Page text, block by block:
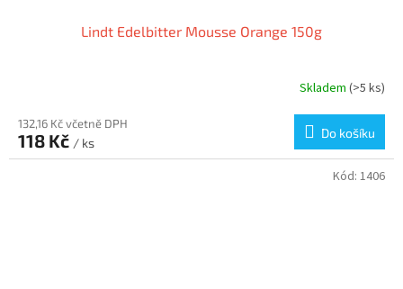
Lindt Edelbitter Mousse Orange 150g
Skladem (>5 ks)
132,16 Kč včetně DPH
118 Kč / ks
Do košíku
Kód: 1406